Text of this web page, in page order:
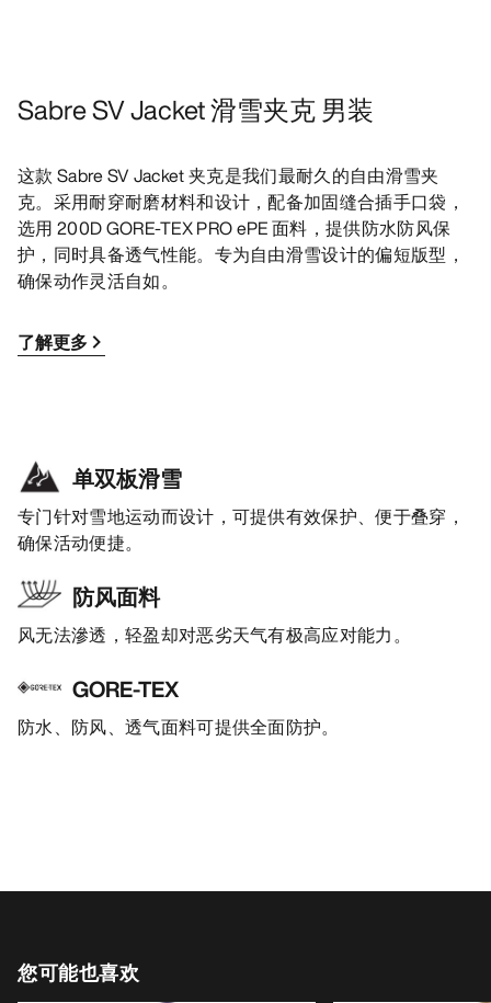
Sabre SV Jacket 滑雪夹克 男装
这款 Sabre SV Jacket 夹克是我们最耐久的自由滑雪夹
克。采用耐穿耐磨材料和设计，配备加固缝合插手口袋，
选用 200D GORE-TEX PRO ePE 面料，提供防水防风保
护，同时具备透气性能。专为自由滑雪设计的偏短版型，
确保动作灵活自如。
了解更多
单双板滑雪
专门针对雪地运动而设计，可提供有效保护、便于叠穿，
确保活动便捷。
防风面料
风无法滲透，轻盈却对恶劣天气有极高应对能力。
GORE-TEX
防水、防风、透气面料可提供全面防护。
您可能也喜欢